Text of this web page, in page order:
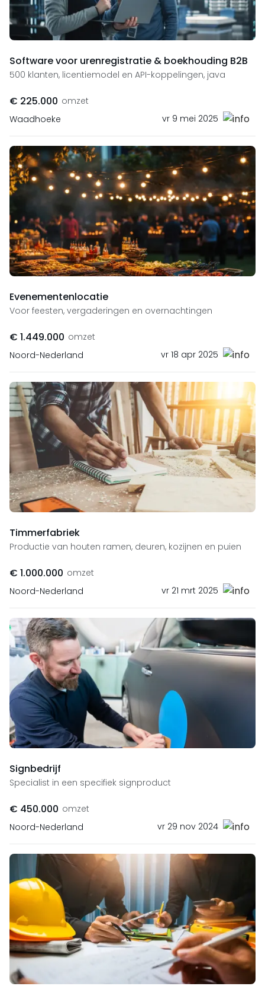
Software voor urenregistratie & boekhouding B2B
500 klanten, licentiemodel en API-koppelingen, java
€ 225.000 omzet
Waadhoeke
vr 9 mei 2025
Evenementenlocatie
Voor feesten, vergaderingen en overnachtingen
€ 1.449.000 omzet
Noord-Nederland
vr 18 apr 2025
Timmerfabriek
Productie van houten ramen, deuren, kozijnen en puien
€ 1.000.000 omzet
Noord-Nederland
vr 21 mrt 2025
Signbedrijf
Specialist in een specifiek signproduct
€ 450.000 omzet
Noord-Nederland
vr 29 nov 2024